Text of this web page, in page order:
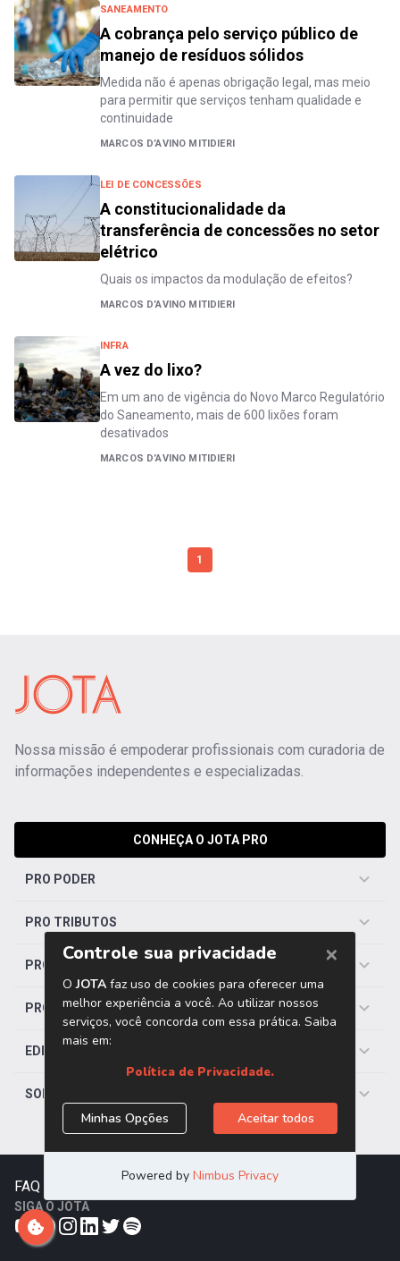
SANEAMENTO
A cobrança pelo serviço público de
manejo de resíduos sólidos
Medida não é apenas obrigação legal, mas meio
para permitir que serviços tenham qualidade e
continuidade
MARCOS D’AVINO MITIDIERI
LEI DE CONCESSÕES
A constitucionalidade da
transferência de concessões no setor
elétrico
Quais os impactos da modulação de efeitos?
MARCOS D’AVINO MITIDIERI
INFRA
A vez do lixo?
Em um ano de vigência do Novo Marco Regulatório
do Saneamento, mais de 600 lixões foram
desativados
MARCOS D’AVINO MITIDIERI
1
Nossa missão é empoderar profissionais com curadoria de
informações independentes e especializadas.
CONHEÇA O JOTA PRO
PRO PODER
PRO TRIBUTOS
PRO TRABALHISTA
PRO SAÚDE
EDITORIAS
SOBRE O JOTA
FAQ Trabalhe Conosco
SIGA O JOTA